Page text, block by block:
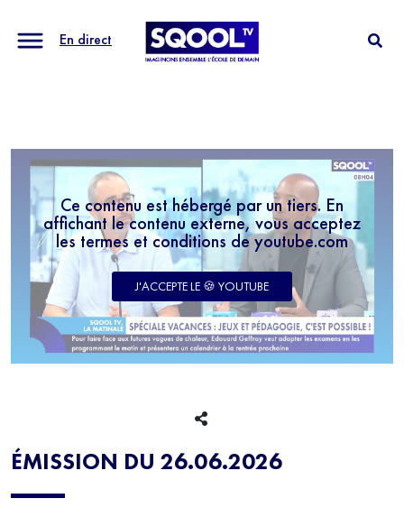
En direct
Ce contenu est hébergé par un tiers. En
affichant le contenu externe, vous acceptez
les termes et conditions de youtube.com
J'ACCEPTE LE 🍪 YOUTUBE
ÉMISSION DU 26.06.2026